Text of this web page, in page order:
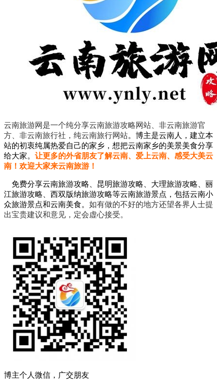
云南旅游网是一个纯分享云南旅游攻略网站、非云南旅游官
方、非云南旅行社，纯云南旅行网站。 博主是云南人，建立本
站的初衷纯属热爱自己的家乡，想把云南家乡的美景美食分享
给大家。 让更多的外省朋友了解云南、爱上云南、感受大美云
南！欢迎大家来云南旅游！
免费分享云南旅游攻略、昆明旅游攻略、大理旅游攻略、丽
江旅游攻略、西双版纳旅游攻略等云南旅游景点，包括云南小
众旅游景点和云南美食。 如有做的不好的地方还望各界人士提
出宝贵建议和意见，定会虚心接受。
博主个人微信，广交朋友